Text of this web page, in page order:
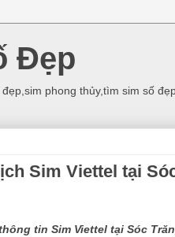
Đẹp
phong thủy,tìm sim số
Sim Viettel tại
tin Sim Viettel tại Sóc